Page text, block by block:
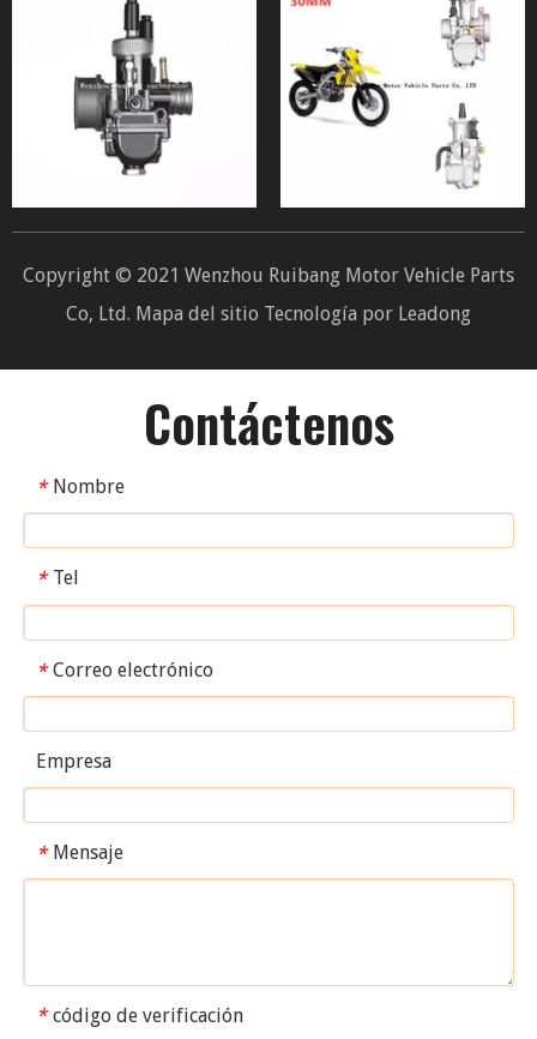
Copyright © 2021 Wenzhou Ruibang Motor Vehicle Parts
Co, Ltd. Mapa del sitio Tecnología por Leadong
Contáctenos
* Nombre
* Tel
* Correo electrónico
Empresa
* Mensaje
* código de verificación